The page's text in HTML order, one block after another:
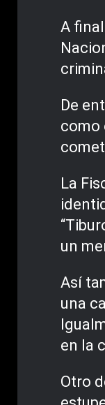
A
De
como
La
un
Así
una
en la
Otro